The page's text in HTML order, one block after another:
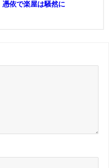
憑依で楽屋は騒然に